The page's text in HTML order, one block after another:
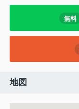
無料
地図